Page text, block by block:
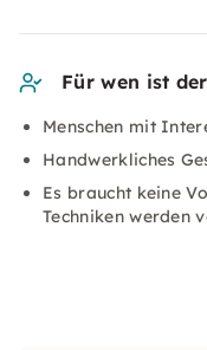
Für wen ist
Menschen mit
Handwerkliches
Es braucht keine
Techniken werden